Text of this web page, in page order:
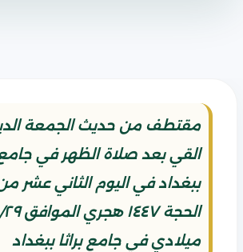
مقتطف من حديث الجمعة
القي بعد صلاة الظهر في جامع
ببغداد في اليوم الثاني عشر
ميلادي في جامع براثا ببغداد